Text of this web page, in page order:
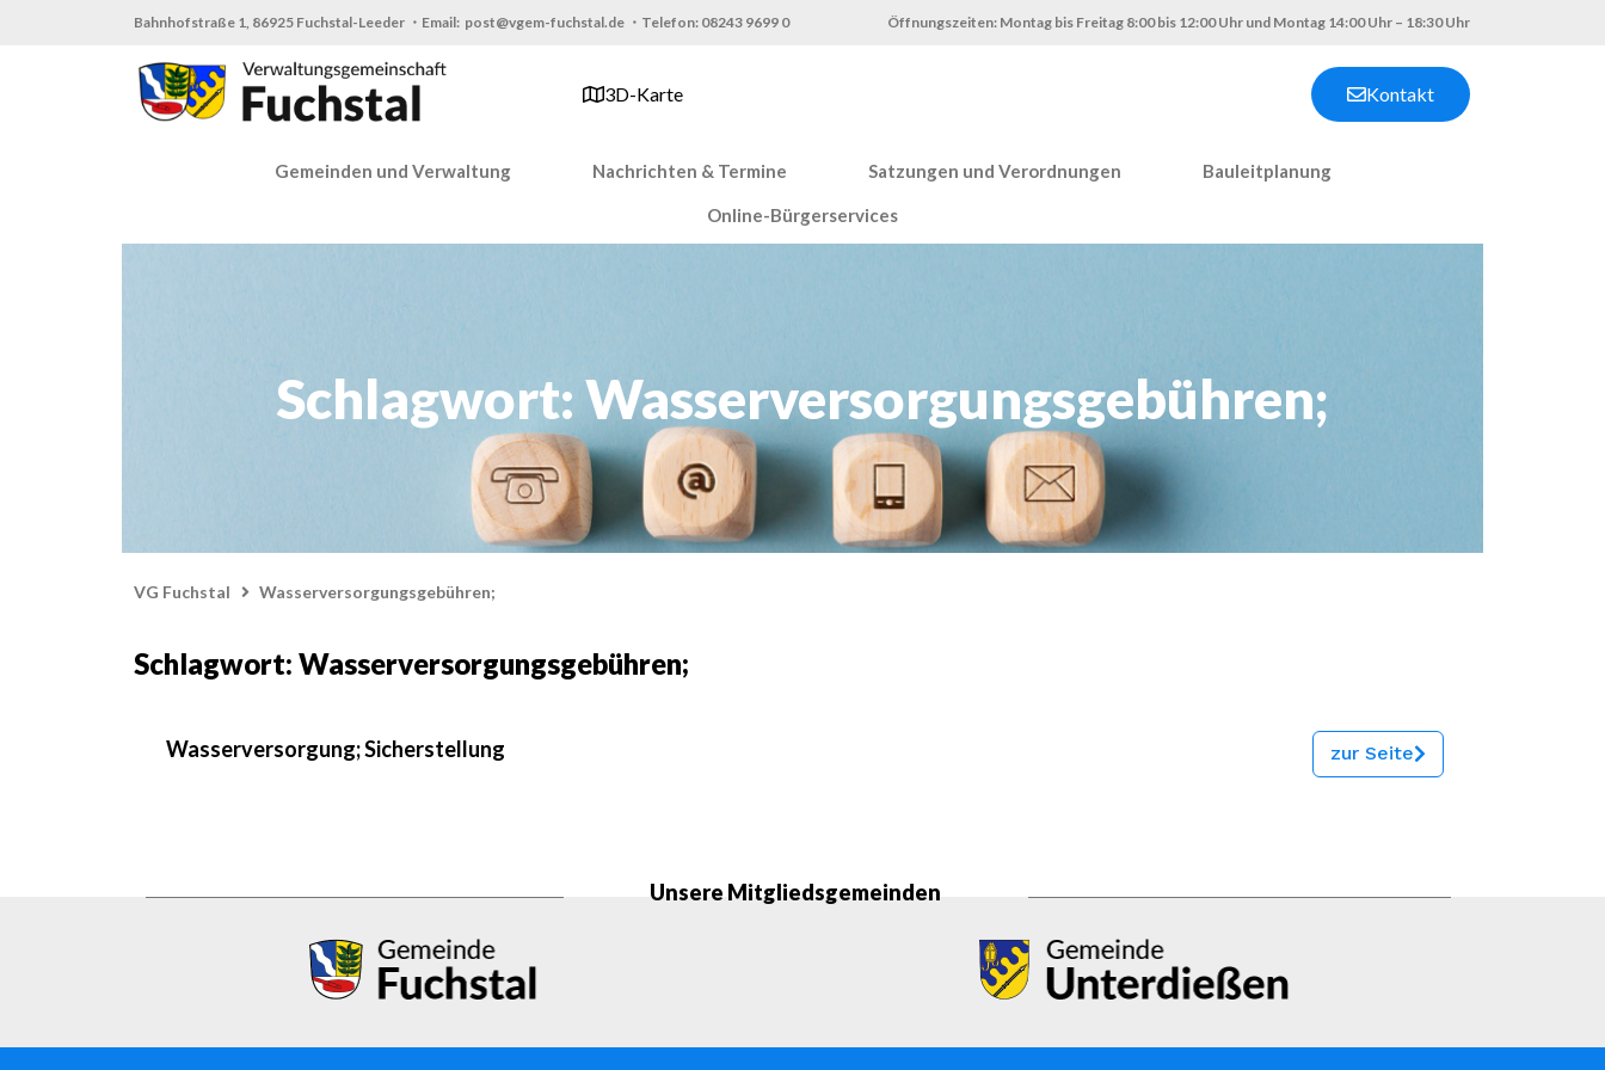
Bahnhofstraße 1, 86925 Fuchstal-Leeder ・Email: post@vgem-fuchstal.de ・Telefon: 08243 9699 0 Öffnungszeiten: Montag bis Freitag 8:00 bis 12:00 Uhr und Montag 14:00 Uhr – 18:30 Uhr
3D-Karte Kontakt
Gemeinden und Verwaltung Nachrichten & Termine Satzungen und Verordnungen Bauleitplanung
Online-Bürgerservices
Schlagwort: Wasserversorgungsgebühren;
VG Fuchstal Wasserversorgungsgebühren;
Schlagwort: Wasserversorgungsgebühren;
Wasserversorgung; Sicherstellung zur Seite
Unsere Mitgliedsgemeinden